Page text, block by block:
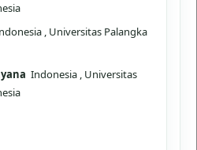
, Universitas Palangka
Indonesia , Universitas